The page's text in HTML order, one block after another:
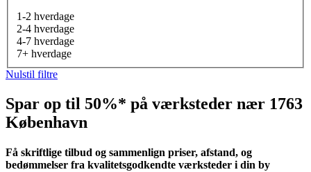
1-2 hverdage
2-4 hverdage
4-7 hverdage
7+ hverdage
Nulstil filtre
Spar op til 50%* på værksteder nær 1763
København
Få skriftlige tilbud og sammenlign priser, afstand, og
bedømmelser fra kvalitetsgodkendte værksteder i din by